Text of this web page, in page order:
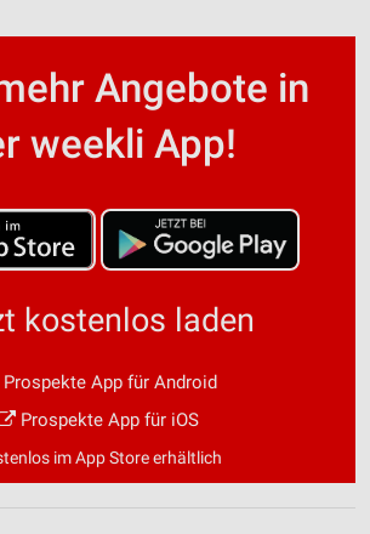
Angebote in
weekli App!
kostenlos laden
App für Android
Prospekte App für iOS
im App Store erhältlich